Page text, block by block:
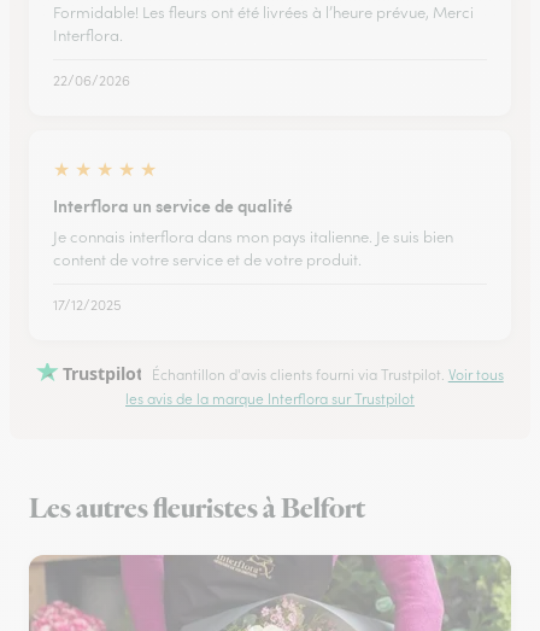
Formidable! Les fleurs ont été livrées à l’heure prévue, Merci
Interflora.
22/06/2026
★ ★ ★ ★ ★
Interflora un service de qualité
Je connais interflora dans mon pays italienne. Je suis bien
content de votre service et de votre produit.
17/12/2025
Trustpilot Échantillon d'avis clients fourni via Trustpilot. Voir tous
les avis de la marque Interflora sur Trustpilot
Les autres fleuristes à Belfort